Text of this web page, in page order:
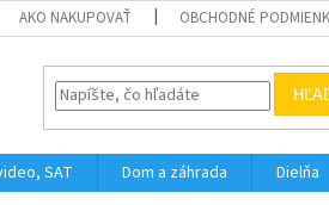
AKO NAKUPOVAŤ OBCHODNÉ
SAT Dom a záhrada Dielňa